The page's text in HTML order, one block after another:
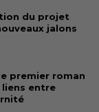
du projet
jalons
premier roman
liens entre